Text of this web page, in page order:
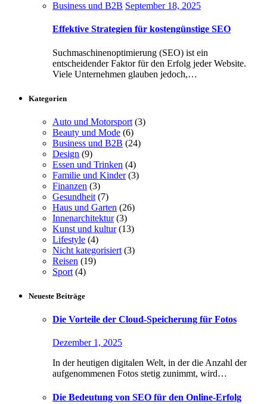
Business und B2B September 18, 2025
Effektive Strategien für kostengünstige SEO
Suchmaschinenoptimierung (SEO) ist ein
entscheidender Faktor für den Erfolg jeder Website.
Viele Unternehmen glauben jedoch,…
Kategorien
Auto und Motorsport (3)
Beauty und Mode (6)
Business und B2B (24)
Design (9)
Essen und Trinken (4)
Familie und Kinder(3)
Finanzen (3)
Gesundheit (7)
Haus und Garten (26)
Innenarchitektur(3)
Kunst und kultur(13)
Lifestyle (4)
Nicht kategorisiert (3)
Reisen (19)
Sport (4)
Neueste Beiträge
Die Vorteile der Cloud-Speicherung für Fotos
Dezember 1, 2025
In der heutigen digitalen Welt, in der die Anzahl der
aufgenommenen Fotos stetig zunimmt, wird…
Die Bedeutung von SEO für den Online-Erfolg